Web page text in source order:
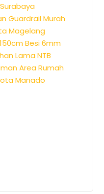
Guardrail Murah
Magelang
Besi 6mm
Lama NTB
Area Rumah
Manado